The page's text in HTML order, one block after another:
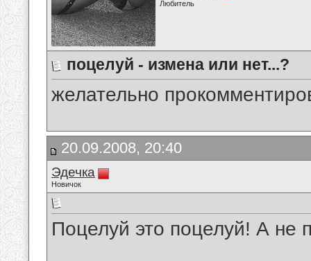
Любитель
поцелуй - измена или нет...?
желательно
20.09.2008, 20:40
Эдечка
Новичок
Поцелуй это поцелуй! А не